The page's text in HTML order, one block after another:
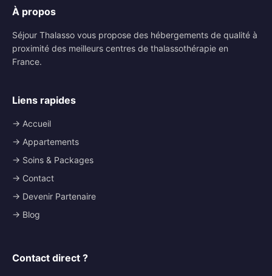
À propos
Séjour Thalasso vous propose des hébergements de qualité à
proximité des meilleurs centres de thalassothérapie en
France.
Liens rapides
→ Accueil
→ Appartements
→ Soins & Packages
→ Contact
→ Devenir Partenaire
→ Blog
Contact direct ?